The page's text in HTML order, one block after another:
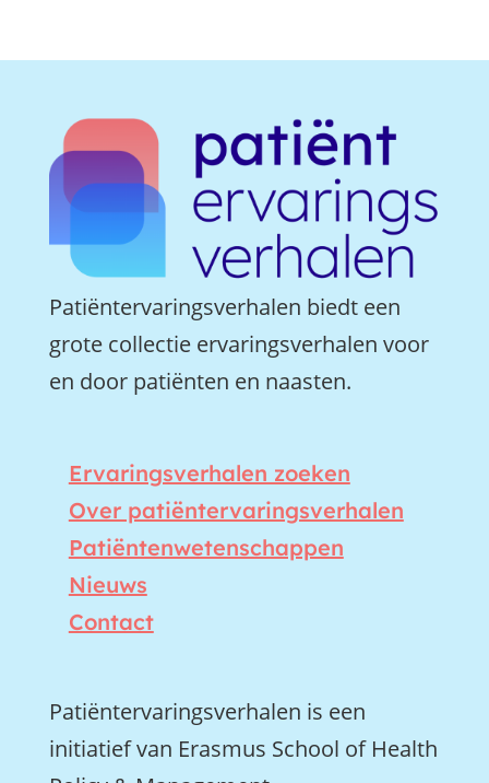
Patiëntervaringsverhalen biedt een
grote collectie ervaringsverhalen voor
en door patiënten en naasten.
Ervaringsverhalen zoeken
Over patiëntervaringsverhalen
Patiëntenwetenschappen
Nieuws
Contact
Patiëntervaringsverhalen is een
initiatief van Erasmus School of Health